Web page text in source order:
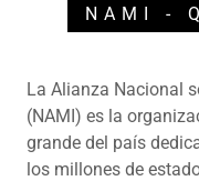
NAMI -
La Alianza Nacional
(NAMI) es la
grande del país
los millones de